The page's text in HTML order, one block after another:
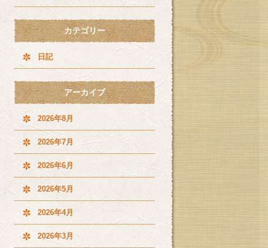
カテゴリー
日記
アーカイブ
2026年8月
2026年7月
2026年6月
2026年5月
2026年4月
2026年3月